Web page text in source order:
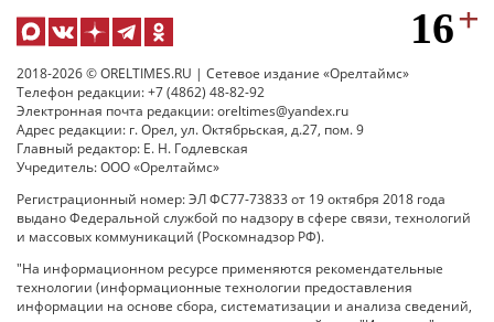
2018-2026 © ORELTIMES.RU | Сетевое издание «Орелтаймс»
Телефон редакции: +7 (4862) 48-82-92
Электронная почта редакции: oreltimes@yandex.ru
Адрес редакции: г. Орел, ул. Октябрьская, д.27, пом. 9
Главный редактор: Е. Н. Годлевская
Учредитель: ООО «Орелтаймс»
Регистрационный номер: ЭЛ ФС77-73833 от 19 октября 2018 года
выдано Федеральной службой по надзору в сфере связи, технологий
и массовых коммуникаций (Роскомнадзор РФ).
"На информационном ресурсе применяются рекомендательные
технологии (информационные технологии предоставления
информации на основе сбора, систематизации и анализа сведений,